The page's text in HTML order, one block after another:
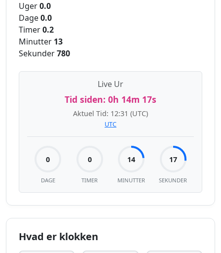
Uger0.0
Dage0.0
Timer0.2
Minutter 13
Sekunder780
Live Ur
Tid siden: 0h 14m 17s
Aktuel Tid: 12:31 (UTC)
UTC
0
DAGE
0
TIMER
14
MINUTTER
17
SEKUNDER
Hvad er klokken